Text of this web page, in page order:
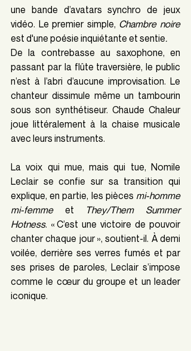
une bande d’avatars synchro de jeux
vidéo. Le premier simple,
Chambre noire
est d'une poésie inquiétante et sentie.
De la contrebasse au saxophone, en
passant par la flûte traversière, le public
n’est à l’abri d’aucune improvisation. Le
chanteur dissimule même un tambourin
sous son synthétiseur. Chaude Chaleur
joue littéralement à la chaise musicale
avec leurs instruments.
La voix qui mue, mais qui tue, Nomile
Leclair se confie sur sa transition qui
explique, en partie, les pièces mi-homme
mi-femme et
They/Them Summer
Hotness. « C’est une victoire de pouvoir
chanter chaque jour », soutient-il. À demi
voilée, derrière ses verres fumés et par
ses prises de paroles, Leclair s’impose
comme le cœur du groupe et un leader
iconique.